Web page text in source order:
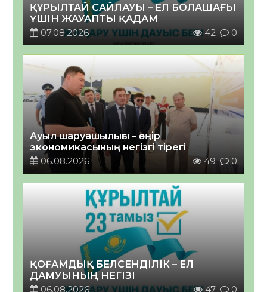
ҚҰРЫЛТАЙ САЙЛАУЫ – ЕЛ БОЛАШАҒЫ
ҮШІН ЖАУАПТЫ ҚАДАМ
07.08.2026
42 0
Ауыл шаруашылығы – өңір
экономикасының негізгі тірегі
06.08.2026
49 0
ҚОҒАМДЫҚ БЕЛСЕНДІЛІК – ЕЛ
ДАМУЫНЫҢ НЕГІЗІ
06.08.2026
47 0